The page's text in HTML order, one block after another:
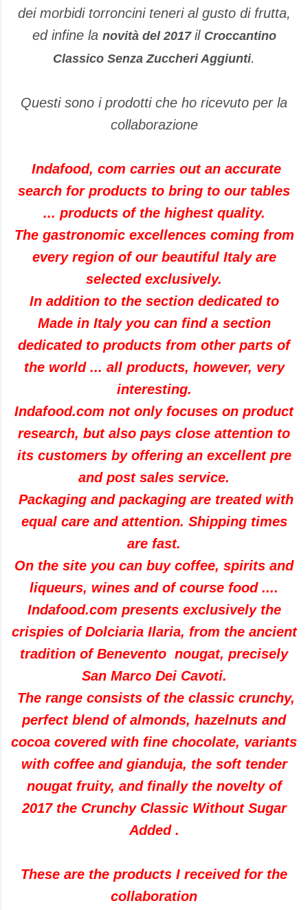
dei morbidi torroncini teneri al gusto di frutta,
ed infine la novità del 2017 il Croccantino
Classico Senza Zuccheri Aggiunti.
Questi sono i prodotti che ho ricevuto per la
collaborazione
Indafood, com carries out an accurate
search for products to bring to our tables
... products of the highest quality.
The gastronomic excellences coming from
every region of our beautiful Italy are
selected exclusively.
In addition to the section dedicated to
Made in Italy you can find a section
dedicated to products from other parts of
the world ... all products, however, very
interesting.
Indafood.com not only focuses on product
research, but also pays close attention to
its customers by offering an excellent pre
and post sales service.
Packaging and packaging are treated with
equal care and attention. Shipping times
are fast.
On the site you can buy coffee, spirits and
liqueurs, wines and of course food ....
Indafood.com presents exclusively the
crispies of Dolciaria Ilaria, from the ancient
tradition of Benevento nougat, precisely
San Marco Dei Cavoti.
The range consists of the classic crunchy,
perfect blend of almonds, hazelnuts and
cocoa covered with fine chocolate, variants
with coffee and gianduja, the soft tender
nougat fruity, and finally the novelty of
2017 the Crunchy Classic Without Sugar
Added.
These are the products I received for the
collaboration